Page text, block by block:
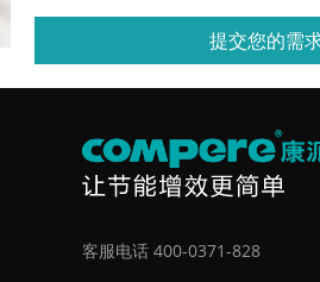
提交您的需
客服电话 400-0371-828